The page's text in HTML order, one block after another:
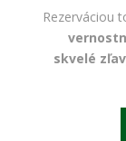
Rezerváciou
skvelé